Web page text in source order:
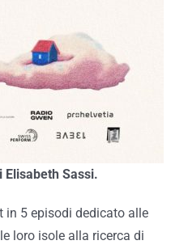
Elisabeth Sassi.
in 5 episodi dedicato alle
loro isole alla ricerca di